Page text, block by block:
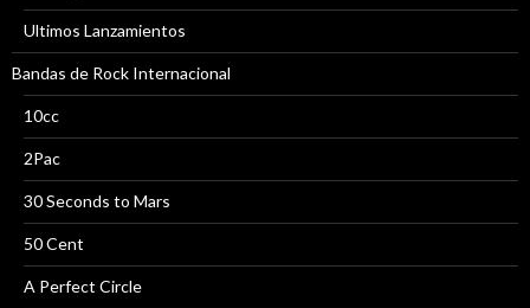
Ultimos Lanzamientos
Bandas de Rock Internacional
10cc
2Pac
30 Seconds to Mars
50 Cent
A Perfect Circle